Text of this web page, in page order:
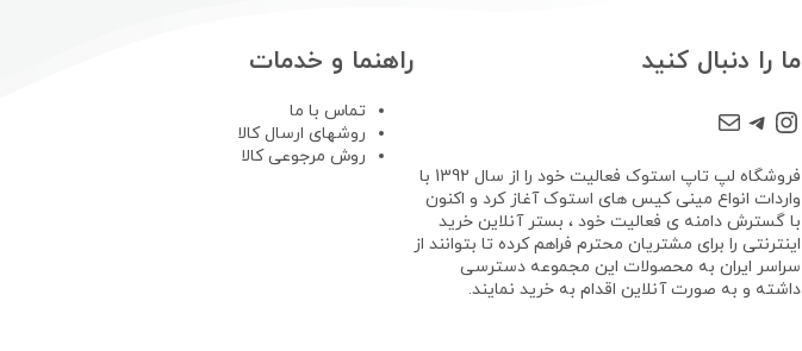
ما را دنبال کنید
Instagram
Telegram
Mail
فروشگاه لپ تاپ استوک فعالیت خود را از سال 1392 با
واردات انواع مینی کیس های استوک آغاز کرد و اکنون
با گسترش دامنه ی فعالیت خود ، بستر آنلاین خرید
اینترنتی را برای مشتریان محترم فراهم کرده تا بتوانند از
سراسر ایران به محصولات این مجموعه دسترسی
داشته و به صورت آنلاین اقدام به خرید نمایند.
راهنما و خدمات
تماس با ما
روشهای ارسال کالا
روش مرجوعی کالا